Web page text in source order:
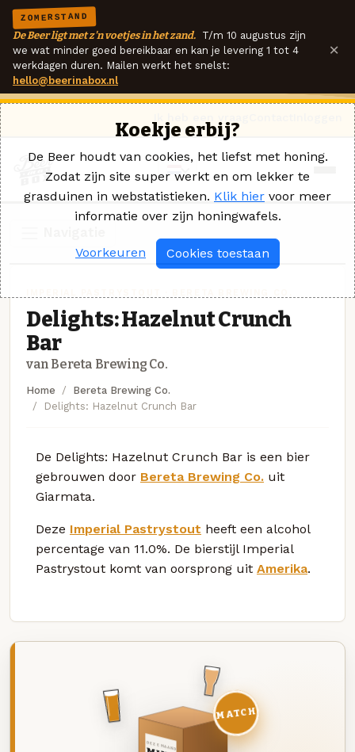
ZOMERSTAND
De Beer ligt met z'n voetjes in het zand. T/m 10 augustus zijn
we wat minder goed bereikbaar en kan je levering 1 tot 4
werkdagen duren. Mailen werkt het snelst:
hello@beerinabox.nl
×
Delights: Hazelnut Crunch
Bar
van Bereta Brewing Co.
Home
Bereta Brewing Co.
Delights: Hazelnut Crunch Bar
De Delights: Hazelnut Crunch Bar is een bier
gebrouwen door Bereta Brewing Co. uit
Giarmata.
Deze Imperial Pastrystout heeft een alcohol
percentage van 11.0%. De bierstijl Imperial
Pastrystout komt van oorsprong uit Amerika.
DEZE MAAND
MATCH
Koekje erbij?
De Beer houdt van cookies, het liefst met honing.
Zodat zijn site super werkt en om lekker te
grasduinen in webstatistieken. Klik hier voor meer
informatie over zijn honingwafels.
Voorkeuren Cookies toestaan